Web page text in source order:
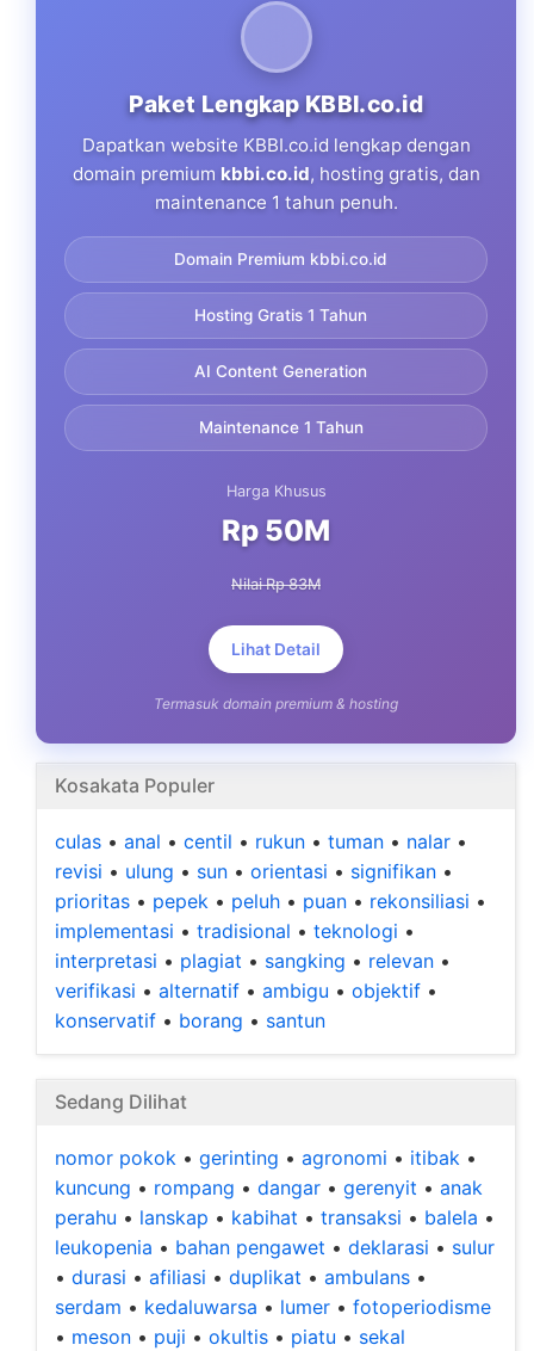
Paket Lengkap KBBI.co.id
Dapatkan website KBBI.co.id lengkap dengan
domain premium kbbi.co.id, hosting gratis, dan
maintenance 1 tahun penuh.
Domain Premium kbbi.co.id
Hosting Gratis 1 Tahun
AI Content Generation
Maintenance 1 Tahun
Harga Khusus
Rp 50M
Nilai Rp 83M
Lihat Detail
Termasuk domain premium & hosting
Kosakata Populer
culas • anal • centil • rukun • tuman • nalar •
revisi • ulung • sun • orientasi • signifikan •
prioritas • pepek • peluh • puan • rekonsiliasi •
implementasi • tradisional • teknologi •
interpretasi • plagiat • sangking • relevan •
verifikasi • alternatif • ambigu • objektif •
konservatif • borang • santun
Sedang Dilihat
nomor pokok • gerinting • agronomi • itibak •
kuncung • rompang • dangar • gerenyit • anak
perahu • lanskap • kabihat • transaksi • balela •
leukopenia • bahan pengawet • deklarasi • sulur
• durasi • afiliasi • duplikat • ambulans •
serdam • kedaluwarsa • lumer • fotoperiodisme
• meson • puji • okultis • piatu • sekal